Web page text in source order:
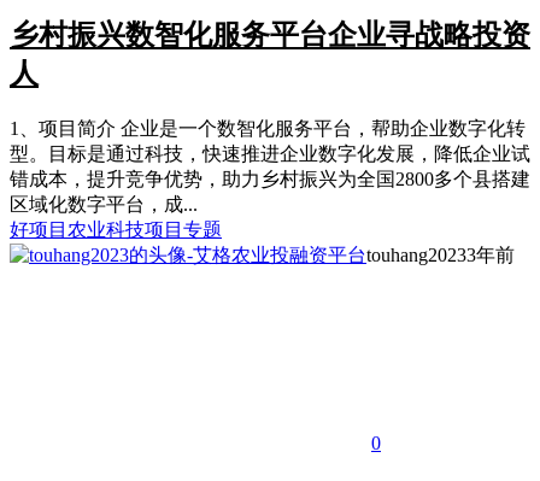
乡村振兴数智化服务平台企业寻战略投资
人
1、项目简介 企业是一个数智化服务平台，帮助企业数字化转
型。目标是通过科技，快速推进企业数字化发展，降低企业试
错成本，提升竞争优势，助力乡村振兴为全国2800多个县搭建
区域化数字平台，成...
好项目 农业科技项目专题
touhang20233年前
0